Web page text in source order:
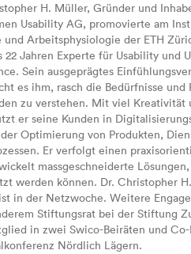
H. Müller, Gründer und
Usability AG, promovierte am
und Arbeitsphysiologie der ETH
22 Jahren Experte für Usability und
Sein ausgeprägtes
es ihm, rasch die Bedürfnisse und
zu verstehen. Mit viel Kreativität
er seine Kunden in
Optimierung von Produkten,
Er verfolgt einen
massgeschneiderte
werden können. Dr. Christopher
in der Netzwoche. Weitere
Stiftungsrat bei der Stiftung
in zwei Swico-Beiräten und Co-
Nördlich Lägern.